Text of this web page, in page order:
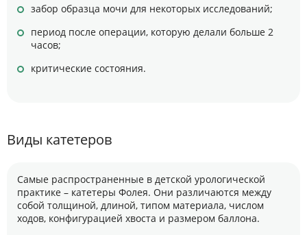
забор образца мочи для некоторых исследований;
период после операции, которую делали больше 2
часов;
критические состояния.
Виды катетеров
Самые распространенные в детской урологической
практике – катетеры Фолея. Они различаются между
собой толщиной, длиной, типом материала, числом
ходов, конфигурацией хвоста и размером баллона.